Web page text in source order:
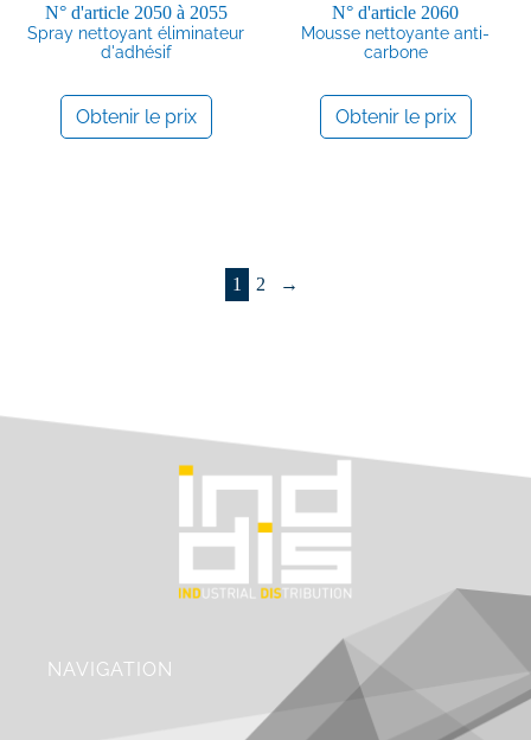
N° d'article 2050 à 2055
Spray nettoyant éliminateur
d'adhésif
Obtenir le prix
N° d'article 2060
Mousse nettoyante anti-
carbone
Obtenir le prix
1 2 →
NAVIGATION